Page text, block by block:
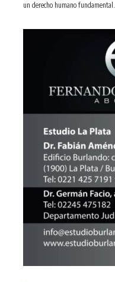
un derecho humano fundamental.